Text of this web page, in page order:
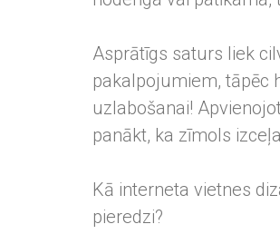
Asprātīgs saturs liek
pakalpojumiem, tāpēc
uzlabošanai!
panākt, ka zīmols
Kā interneta vietnes
pieredzi?